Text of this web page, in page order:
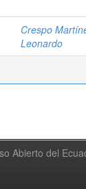
Crespo
Leonardo
Abierto del